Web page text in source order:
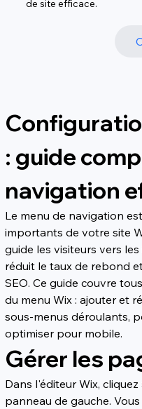
de site efficace.
: guide
navigation
Le menu de navigation
importants de votre site
guide les visiteurs vers
réduit le taux de rebond
SEO. Ce guide couvre
du menu Wix : ajouter et
sous-menus déroulants,
optimiser pour mobile.
Gérer les
Dans l'éditeur Wix,
panneau de gauche.